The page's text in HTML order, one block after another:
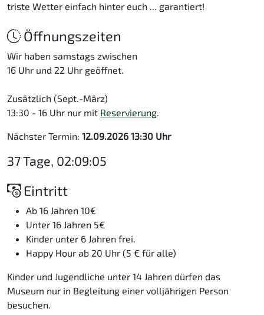
triste Wetter einfach hinter euch ... garantiert!
Öffnungszeiten
Wir haben samstags zwischen
16 Uhr und 22 Uhr geöffnet.
Zusätzlich (Sept.-März)
13:30 - 16 Uhr nur mit Reservierung.
Nächster Termin: 12.09.2026 13:30 Uhr
37 Tage, 02:09:05
Eintritt
Ab 16 Jahren 10€
Unter 16 Jahren 5€
Kinder unter 6 Jahren frei.
Happy Hour ab 20 Uhr (5 € für alle)
Kinder und Jugendliche unter 14 Jahren dürfen das
Museum nur in Begleitung einer volljährigen Person
besuchen.